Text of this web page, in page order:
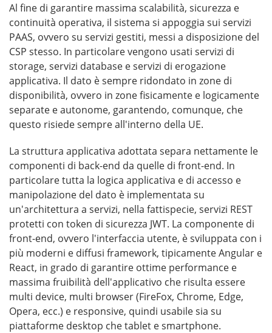
Al fine di garantire massima scalabilità, sicurezza e
continuità operativa, il sistema si appoggia sui servizi
PAAS, ovvero su servizi gestiti, messi a disposizione del
CSP stesso. In particolare vengono usati servizi di
storage, servizi database e servizi di erogazione
applicativa. Il dato è sempre ridondato in zone di
disponibilità, ovvero in zone fisicamente e logicamente
separate e autonome, garantendo, comunque, che
questo risiede sempre all'interno della UE.
La struttura applicativa adottata separa nettamente le
componenti di back-end da quelle di front-end. In
particolare tutta la logica applicativa e di accesso e
manipolazione del dato è implementata su
un'architettura a servizi, nella fattispecie, servizi REST
protetti con token di sicurezza JWT. La componente di
front-end, ovvero l'interfaccia utente, è sviluppata con i
più moderni e diffusi framework, tipicamente Angular e
React, in grado di garantire ottime performance e
massima fruibilità dell'applicativo che risulta essere
multi device, multi browser (FireFox, Chrome, Edge,
Opera, ecc.) e responsive, quindi usabile sia su
piattaforme desktop che tablet e smartphone.